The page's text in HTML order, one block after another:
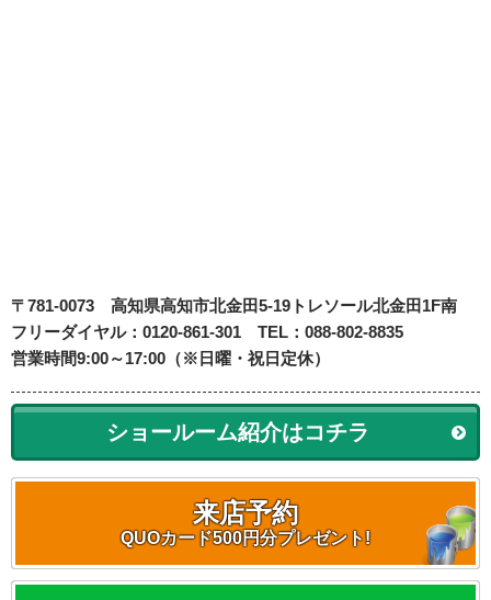
〒781-0073 高知県高知市北金田5-19 トレソール北金田1F南
フリーダイヤル：0120-861-301 TEL：088-802-8835
営業時間9:00～17:00（※日曜・祝日定休）
ショールーム紹介はコチラ
来店予約
QUOカード500円分プレゼント!